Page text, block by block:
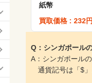
紙幣
買取価格 : 232円
Q：シンガポール
A：シンガポール
通貨記号は「$」